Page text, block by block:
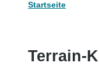
Startseite
Terrain-